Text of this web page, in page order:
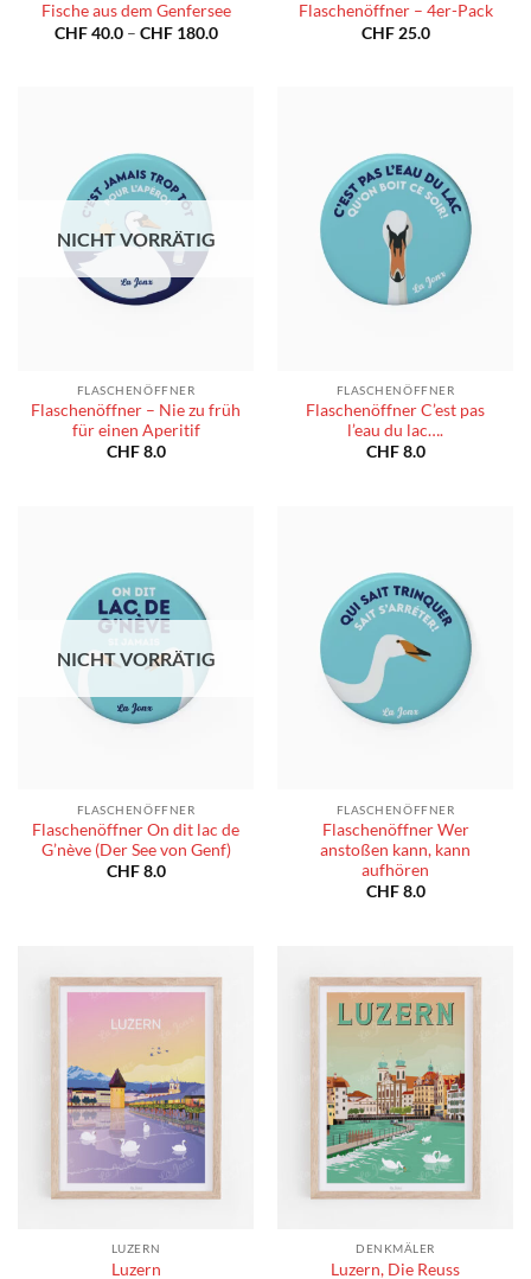
Fische aus dem Genfersee
CHF40.0 – CHF180.0Preisspanne:
Flaschenöffner – 4er-Pack
CHF25.0
NICHT VORRÄTIG
FLASCHENÖFFNER
Flaschenöffner – Nie zu früh
für einen Aperitif
CHF8.0
FLASCHENÖFFNER
Flaschenöffner C’est pas
l’eau du lac….
CHF8.0
NICHT VORRÄTIG
FLASCHENÖFFNER
Flaschenöffner On dit lac de
G’nève (Der See von Genf)
CHF8.0
FLASCHENÖFFNER
Flaschenöffner Wer
anstoßen kann, kann
aufhören
CHF8.0
LUZERN
Luzern
DENKMÄLER
Luzern, Die Reuss